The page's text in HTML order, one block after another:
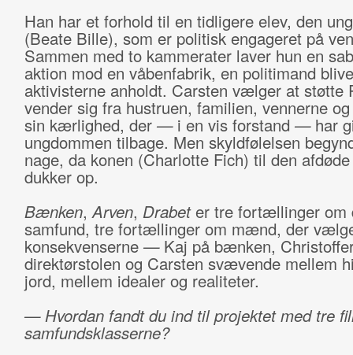
Han har et forhold til en tidligere elev, den
(Beate Bille), som er politisk engageret på
Sammen med to kammerater laver hun en
aktion mod en våbenfabrik, en politimand
aktivisterne anholdt. Carsten vælger at støtte
vender sig fra hustruen, familien, vennerne
sin kærlighed, der —i en vis forstand —har
ungdommen tilbage. Men skyldfølelsen
nage, da konen (Charlotte Fich) til den
dukker op.
Bænken,Arven, Drabeter tre fortællinger om
samfund, tre fortællinger om mænd, der
konsekvenserne —Kaj på bænken,
direktørstolen og Carsten svævende mellem
jord, mellem idealer og realiteter.
— Hvordan fandt du ind til projektet med tre
samfundsklasserne?